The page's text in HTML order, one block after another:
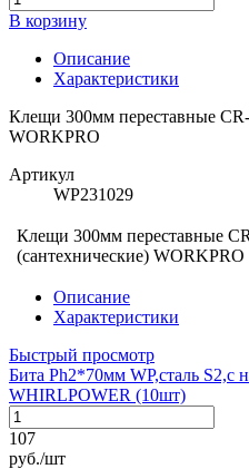
В корзину
Описание
Характеристики
Клещи 300мм переставные
WORKPRO
Артикул
WP231029
Клещи 300мм переставные
(сантехнические) WORKPRO
Описание
Характеристики
Быстрый просмотр
Бита Ph2*70мм WP,сталь
WHIRLPOWER (10шт)
107
руб./шт